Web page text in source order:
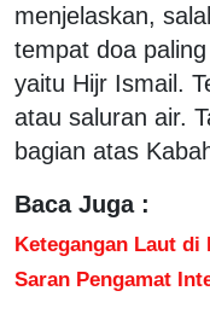
menjelaskan,
tempat doa
yaitu Hijr Ismail.
atau saluran air.
bagian atas
Baca Juga :
Ketegangan Laut
Saran Pengamat